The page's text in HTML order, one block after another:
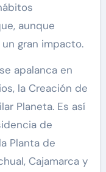
aunque
gran impacto.
apalanca en
la Creación de
Planeta. Es así
de
Planta de
Cajamarca y